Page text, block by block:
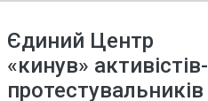
Єдиний Центр
«кинув» активістів-
протестувальників